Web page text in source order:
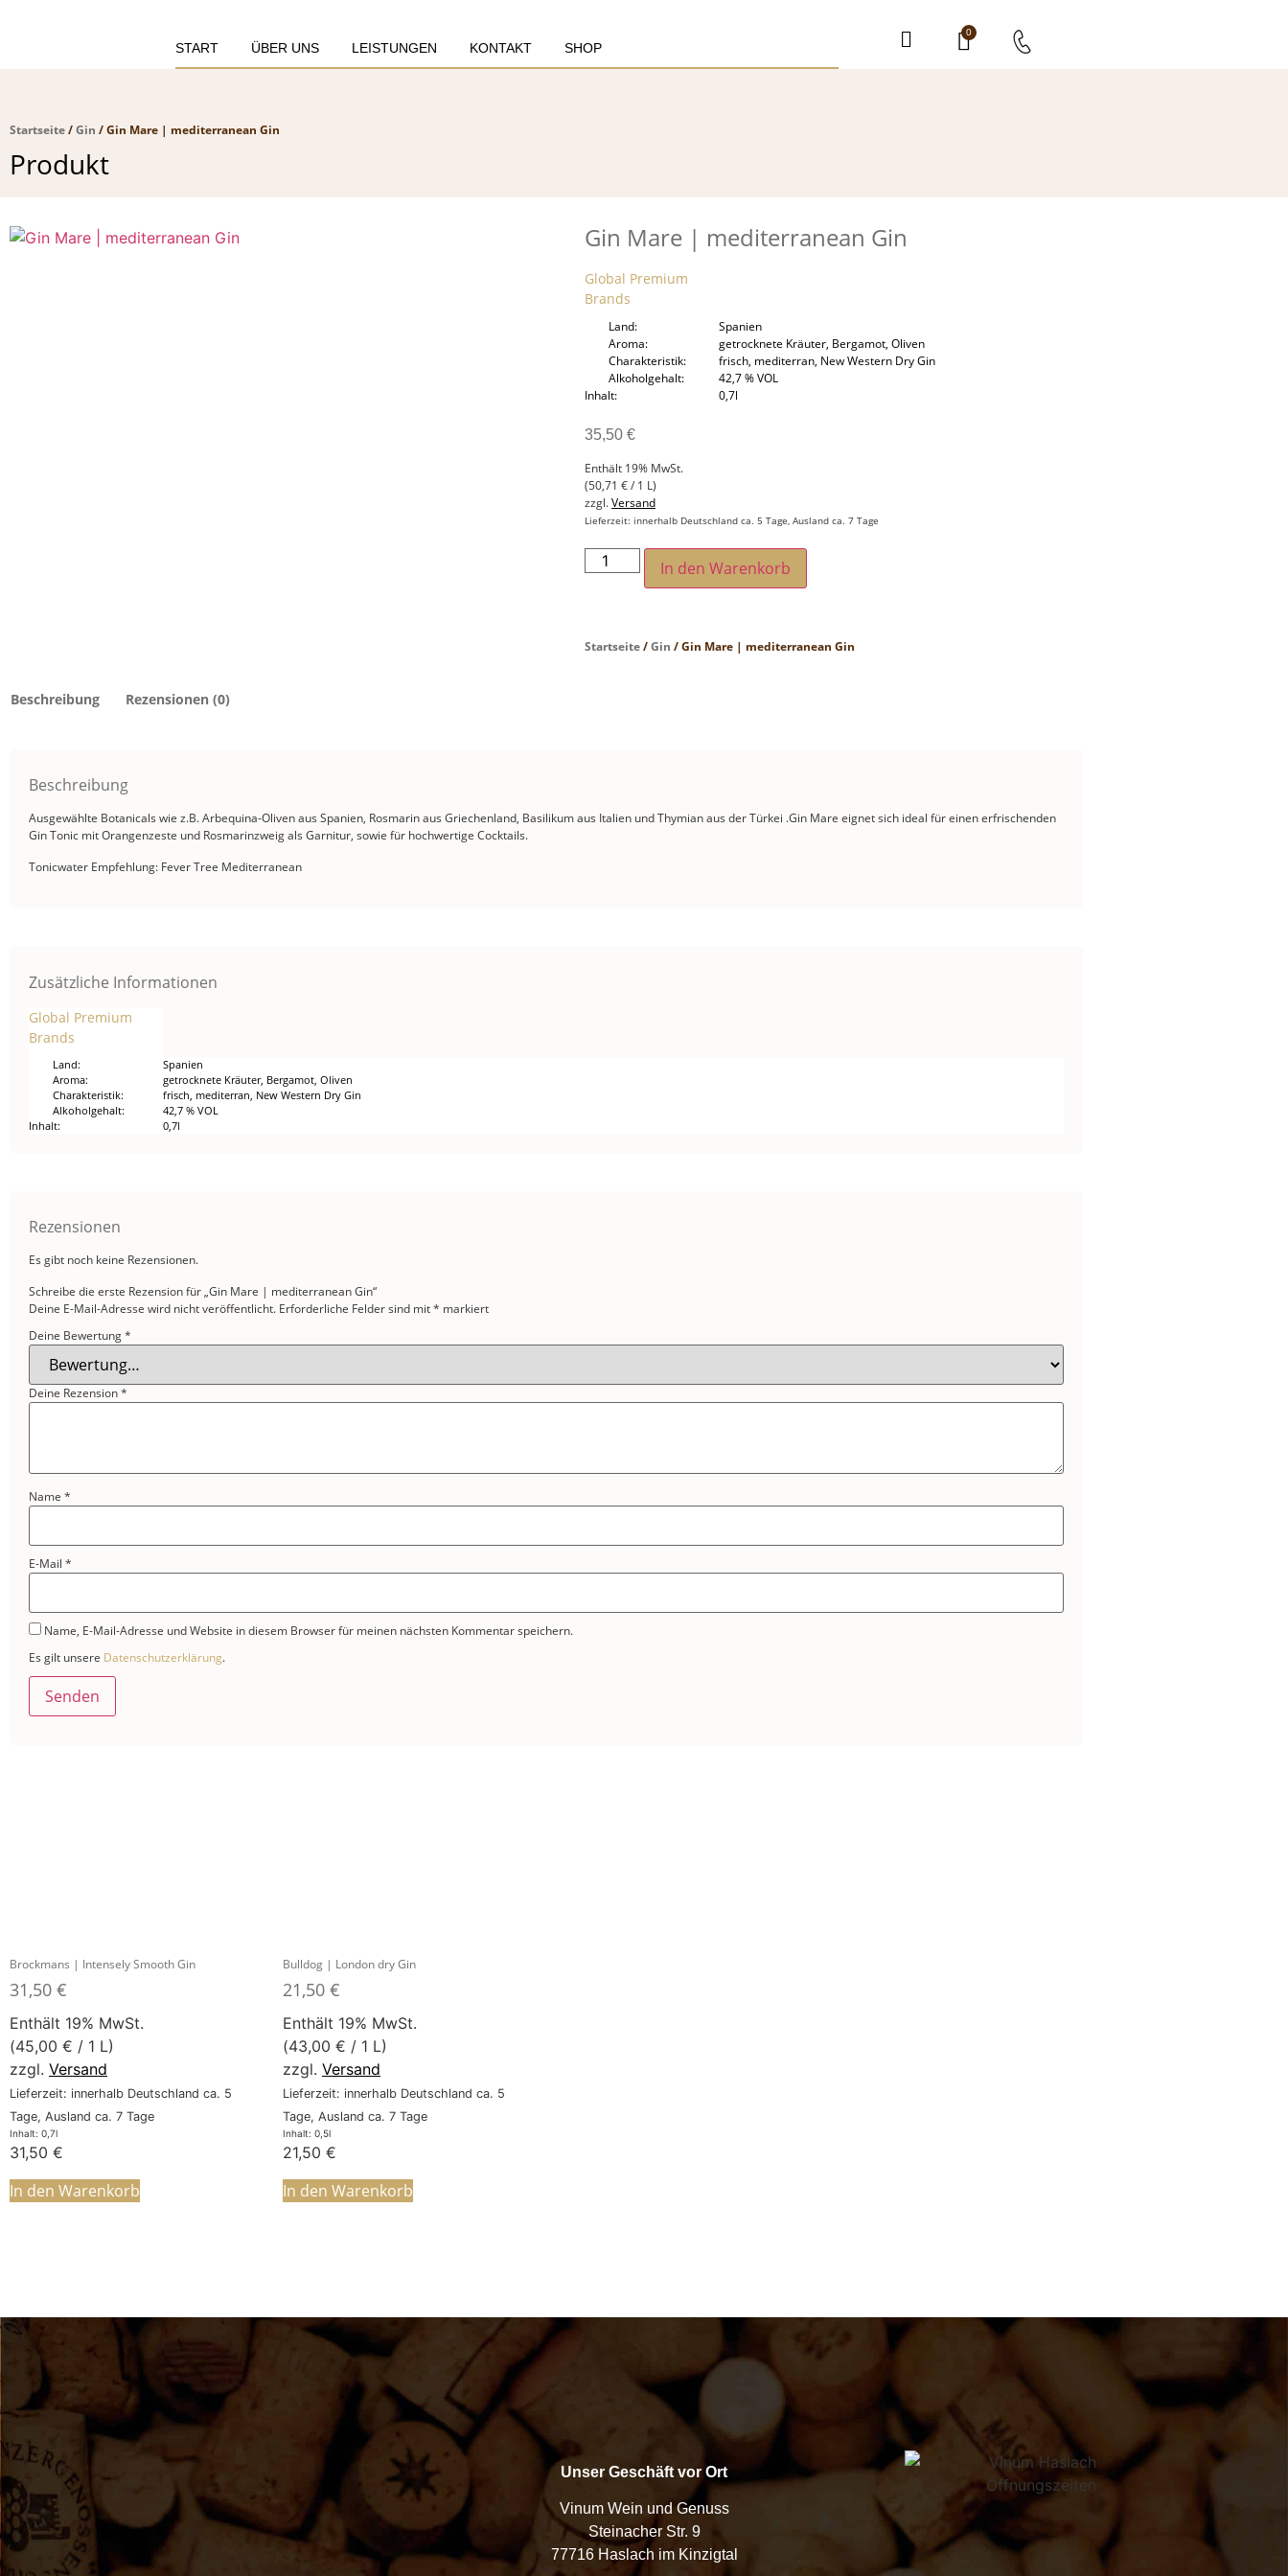
START ÜBER UNS LEISTUNGEN KONTAKT SHOP
0
Startseite/Gin / Gin Mare | mediterranean Gin
Produkt
Gin Mare | mediterranean Gin
Global Premium
Brands
Land
Spanien
Aroma
getrocknete Kräuter, Bergamot, Oliven
Charakteristik
frisch, mediterran, New Western Dry Gin
Alkoholgehalt
42,7 % VOL
Inhalt
0,7l
35,50 €
Enthält 19% MwSt.
(50,71 €/ 1 L)
zzgl.Versand
Lieferzeit: innerhalb Deutschland ca. 5 Tage, Ausland ca. 7 Tage
In den Warenkorb
Startseite/Gin / Gin Mare | mediterranean Gin
Beschreibung Rezensionen (0)
Beschreibung
Ausgewählte Botanicals wie z.B. Arbequina-Oliven aus Spanien, Rosmarin aus Griechenland, Basilikum aus Italien und Thymian aus der Türkei .Gin Mare eignet sich ideal für einen erfrischenden
Gin Tonic mit Orangenzeste und Rosmarinzweig als Garnitur, sowie für hochwertige Cocktails.
Tonicwater Empfehlung: Fever Tree Mediterranean
Zusätzliche Informationen
Global Premium
Brands
Land
Spanien
Aroma
getrocknete Kräuter, Bergamot, Oliven
Charakteristik
frisch, mediterran, New Western Dry Gin
Alkoholgehalt
42,7 % VOL
Inhalt
0,7l
Rezensionen
Es gibt noch keine Rezensionen.
Schreibe die erste Rezension für „Gin Mare | mediterranean Gin“
Deine E-Mail-Adresse wird nicht veröffentlicht. Erforderliche Felder sind mit* markiert
Deine Bewertung*
Deine Rezension*
Name *
E-Mail *
Name, E-Mail-Adresse und Website in diesem Browser für meinen nächsten Kommentar speichern.
Es gilt unsere Datenschutzerklärung.
Brockmans | Intensely Smooth Gin
31,50 €
Enthält 19% MwSt.
(45,00 € / 1 L)
zzgl. Versand
Lieferzeit: innerhalb Deutschland ca. 5
Tage, Ausland ca. 7 Tage
Inhalt: 0,7l
31,50 €
In den Warenkorb
Bulldog | London dry Gin
21,50 €
Enthält 19% MwSt.
(43,00 € / 1 L)
zzgl. Versand
Lieferzeit: innerhalb Deutschland ca. 5
Tage, Ausland ca. 7 Tage
Inhalt: 0,5l
21,50 €
In den Warenkorb
Unser Geschäft vor Ort
Vinum Wein und Genuss
Steinacher Str. 9
77716 Haslach im Kinzigtal